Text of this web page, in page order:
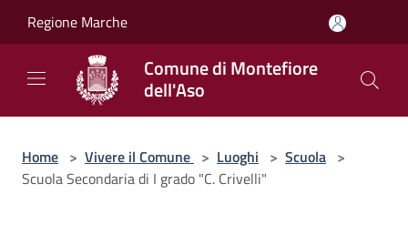
Regione Marche
Comune di Montefiore
dell'Aso
Home > Vivere il Comune > Luoghi > Scuola >
Scuola Secondaria di I grado "C. Crivelli"